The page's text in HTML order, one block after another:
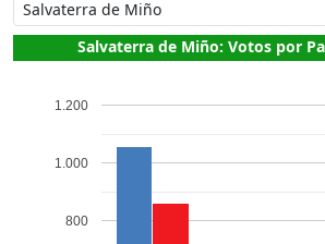
Salvaterra de Miño: Votos por
800
1.000
1.200